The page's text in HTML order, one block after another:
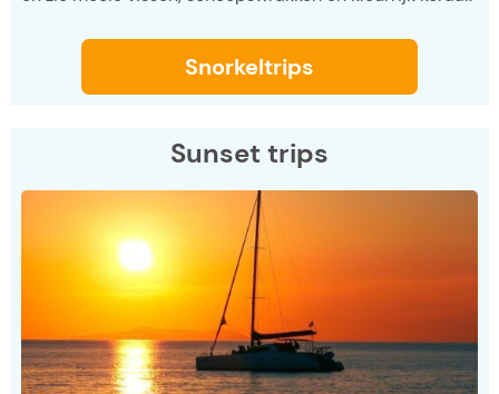
Snorkeltrips
Sunset trips